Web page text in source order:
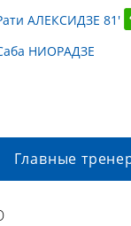
АЛЕКСИДЗЕ 81'
НИОРАДЗЕ
Главные